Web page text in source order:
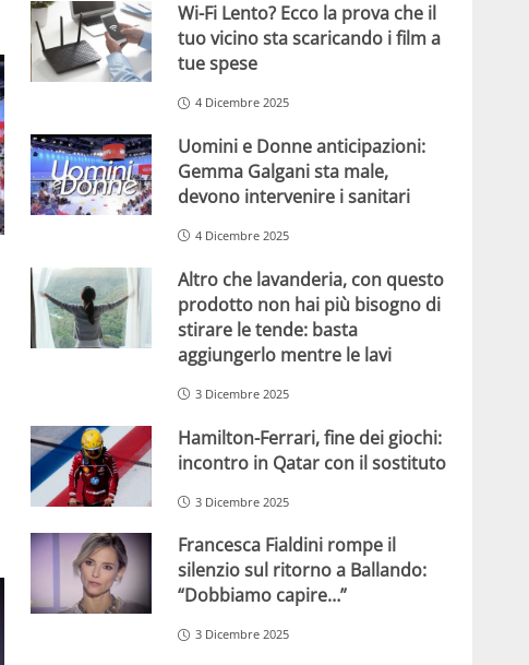
Wi-Fi Lento? Ecco la prova che il
tuo vicino sta scaricando i film a
tue spese
4 Dicembre 2025
Uomini e Donne anticipazioni:
Gemma Galgani sta male,
devono intervenire i sanitari
4 Dicembre 2025
Altro che lavanderia, con questo
prodotto non hai più bisogno di
stirare le tende: basta
aggiungerlo mentre le lavi
3 Dicembre 2025
Hamilton-Ferrari, fine dei giochi:
incontro in Qatar con il sostituto
3 Dicembre 2025
Francesca Fialdini rompe il
silenzio sul ritorno a Ballando:
“Dobbiamo capire…”
3 Dicembre 2025